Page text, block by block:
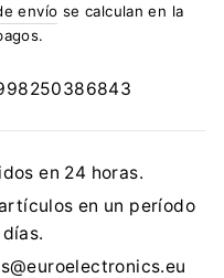
envío se calculan en la
en 24 horas.
en un período